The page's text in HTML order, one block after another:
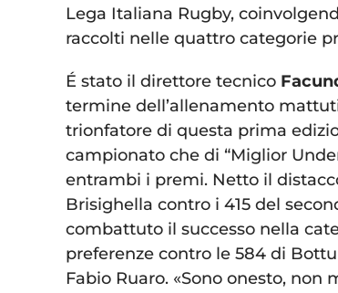
Lega Italiana Rugby,
raccolti nelle quattro categorie
É stato il direttore tecnico
termine dell’allenamento
trionfatore di questa prima
campionato che di “Miglior
entrambi i premi. Netto il
Brisighella contro i 415 del
combattuto il successo nella
preferenze contro le 584 di
Fabio Ruaro. «Sono onesto, non